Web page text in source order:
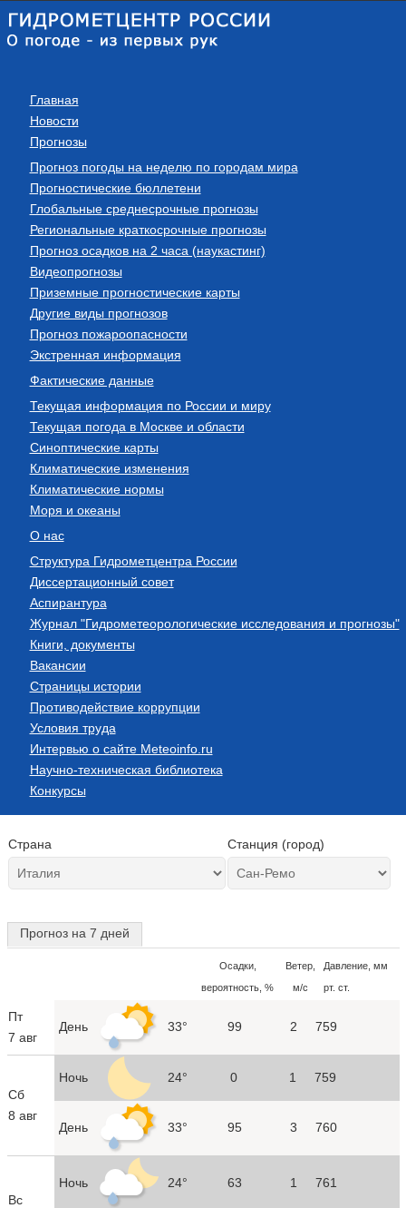
Главная
Новости
Прогнозы
Прогноз погоды на неделю по городам мира
Прогностические бюллетени
Глобальные среднесрочные прогнозы
Региональные краткосрочные прогнозы
Прогноз осадков на 2 часа (наукастинг)
Видеопрогнозы
Приземные прогностические карты
Другие виды прогнозов
Прогноз пожароопасности
Экстренная информация
Фактические данные
Текущая информация по России и миру
Текущая погода в Москве и области
Синоптические карты
Климатические изменения
Климатические нормы
Моря и океаны
О нас
Структура Гидрометцентра России
Диссертационный совет
Аспирантура
Журнал "Гидрометеорологические исследования и прогнозы"
Книги, документы
Вакансии
Страницы истории
Противодействие коррупции
Условия труда
Интервью о сайте Meteoinfo.ru
Научно-техническая библиотека
Конкурсы
Страна Станция (город)
Прогноз на 7 дней
Осадки,
вероятность, %
Ветер,
м/с
Давление, мм
рт. ст.
Пт
7 авг
День 33° 99 2 759
Сб
8 авг
Ночь 24° 0 1 759
День 33° 95 3 760
Вс
Ночь 24° 63 1 761